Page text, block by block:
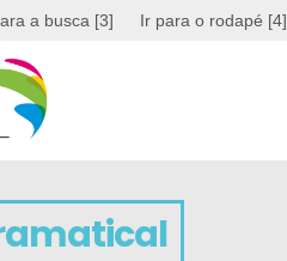
a busca [3] Ir para o rodapé [4]